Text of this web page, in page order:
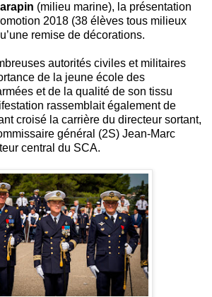
(milieu marine), la présentation
2018 (38 élèves tous milieux
remise de décorations.
autorités civiles et militaires
de la jeune école des
et de la qualité de son tissu
rassemblait également de
croisé la carrière du directeur sortant,
général (2S) Jean-Marc
central du SCA.